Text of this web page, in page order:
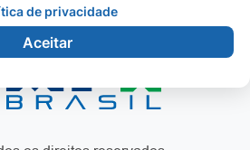
de privacidade
Aceitar